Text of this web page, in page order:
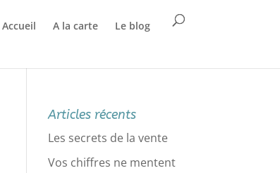
Accueil A la carte Le blog
Articles récents
Les secrets de la vente
Vos chiffres ne mentent